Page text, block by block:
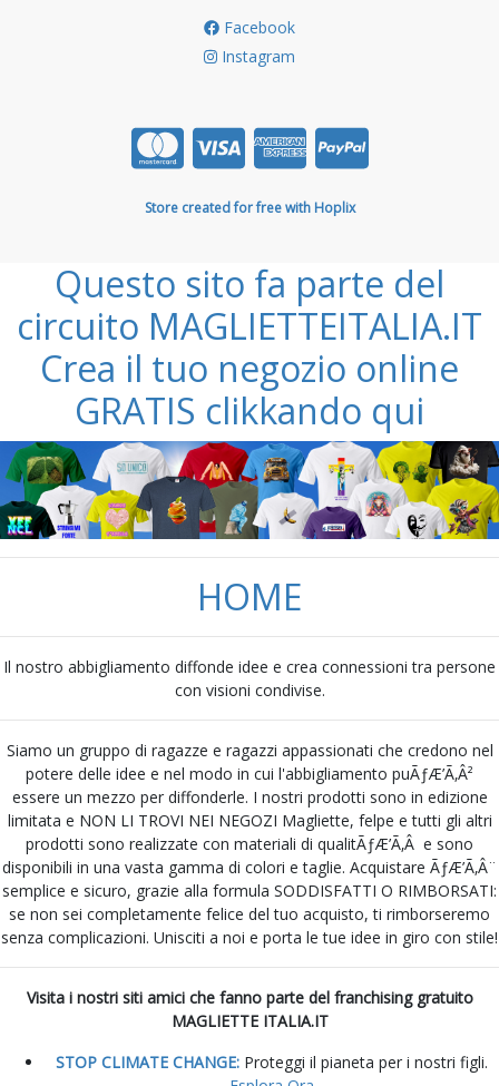
Facebook
Instagram
Store created for free with Hoplix
Questo sito fa parte del
circuito MAGLIETTEITALIA.IT
Crea il tuo negozio online
GRATIS clikkando qui
HOME
Il nostro abbigliamento diffonde idee e crea connessioni tra persone
con visioni condivise.
Siamo un gruppo di ragazze e ragazzi appassionati che credono nel
potere delle idee e nel modo in cui l'abbigliamento puÃƒÆ’Ã‚Â²
essere un mezzo per diffonderle. I nostri prodotti sono in edizione
limitata e NON LI TROVI NEI NEGOZI Magliette, felpe e tutti gli altri
prodotti sono realizzate con materiali di qualitÃƒÆ’Ã‚Â e sono
disponibili in una vasta gamma di colori e taglie. Acquistare ÃƒÆ’Ã‚Â¨
semplice e sicuro, grazie alla formula SODDISFATTI O RIMBORSATI:
se non sei completamente felice del tuo acquisto, ti rimborseremo
senza complicazioni. Unisciti a noi e porta le tue idee in giro con stile!
Visita i nostri siti amici che fanno parte del franchising gratuito
MAGLIETTE ITALIA.IT
STOP CLIMATE CHANGE: Proteggi il pianeta per i nostri figli.